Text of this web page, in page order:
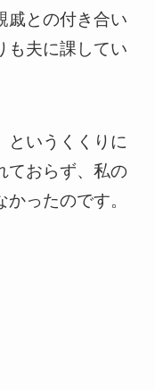
戚との付き合い
も夫に課してい
というくくりに
ておらず、私の
ったのです。